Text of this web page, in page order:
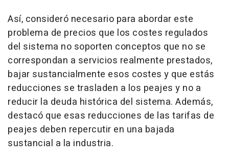
Así, consideró necesario para abordar este
problema de precios que los costes regulados
del sistema no soporten conceptos que no se
correspondan a servicios realmente prestados,
bajar sustancialmente esos costes y que estás
reducciones se trasladen a los peajes y no a
reducir la deuda histórica del sistema. Además,
destacó que esas reducciones de las tarifas de
peajes deben repercutir en una bajada
sustancial a la industria.